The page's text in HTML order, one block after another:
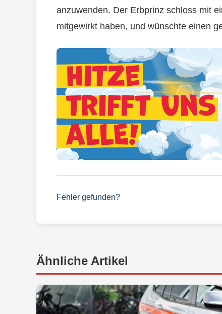
anzuwenden. Der Erbprinz schloss mit
mitgewirkt haben, und wünschte einen
Fehler gefunden?
Ähnliche Artikel